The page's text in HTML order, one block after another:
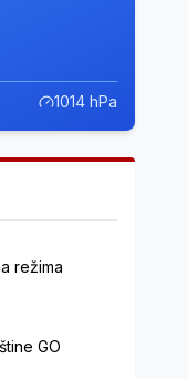
1014 hPa
režima
GO